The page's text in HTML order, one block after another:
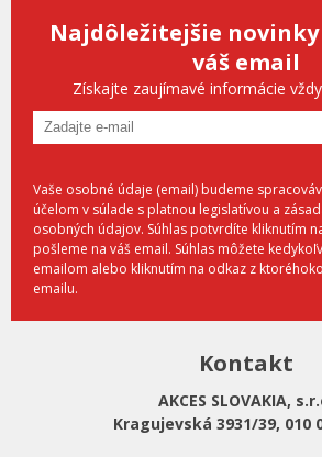
Najdôležitejšie
váš email
Získajte zaujímavé informácie
Vaše osobné údaje (email) budeme
účelom v súlade s platnou legislatívou a
osobných údajov. Súhlas potvrdíte kliknutím
pošleme na váš email. Súhlas môžete
emailom alebo kliknutím na odkaz z
emailu.
Kontakt
AKCES SLOVAKIA,
Kragujevská 3931/39, 010